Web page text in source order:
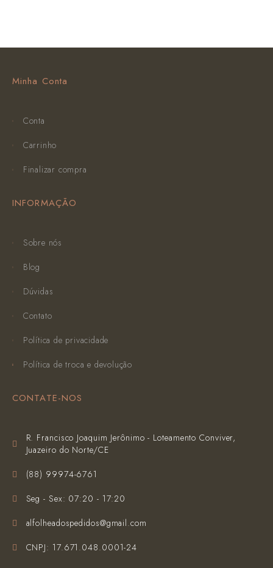
Minha Conta
Conta
Carrinho
Finalizar compra
INFORMAÇÃO
Sobre nós
Blog
Dúvidas
Contato
Política de privacidade
Política de troca e devolução
CONTATE-NOS
R. Francisco Joaquim Jerônimo - Loteamento Conviver,
Juazeiro do Norte/CE
(‪88) 99974-6761‬
Seg - Sex: 07:20 - 17:20
alfolheadospedidos@gmail.com
CNPJ: 17.671.048.0001-24